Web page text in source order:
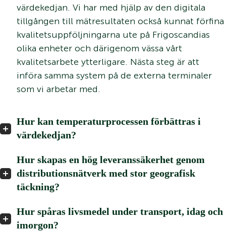
värdekedjan. Vi har med hjälp av den digitala
tillgången till mätresultaten också kunnat förfina
kvalitetsuppföljningarna ute på Frigoscandias
olika enheter och därigenom vässa vårt
kvalitetsarbete ytterligare. Nästa steg är att
införa samma system på de externa terminaler
som vi arbetar med.
Hur kan temperaturprocessen förbättras i
värdekedjan?
Hur skapas en hög leveranssäkerhet genom
distributionsnätverk med stor geografisk
täckning?
Hur spåras livsmedel under transport, idag och
imorgon?